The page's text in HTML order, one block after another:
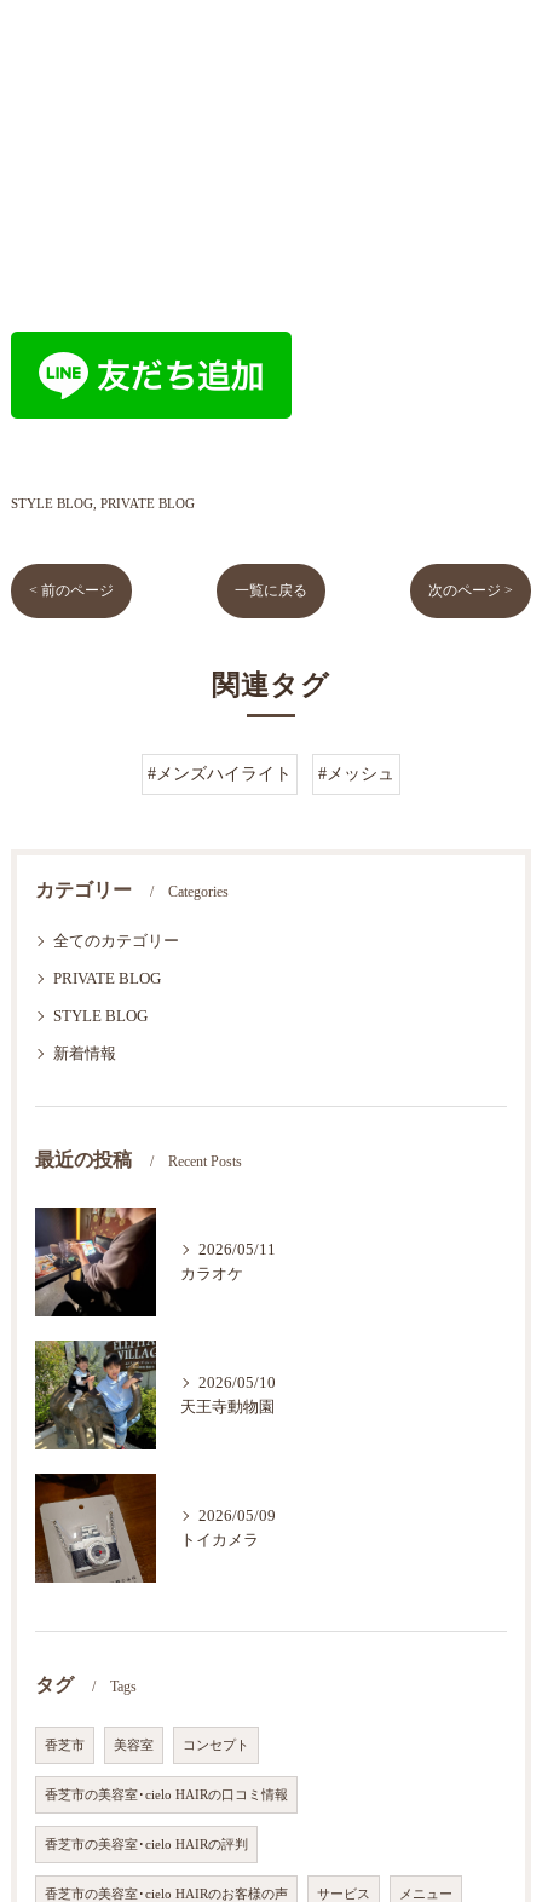
STYLE BLOG PRIVATE BLOG
< 前のページ 一覧に戻る 次のページ >
関連タグ
#メンズハイライト #メッシュ
カテゴリー Categories
全てのカテゴリー
PRIVATE BLOG
STYLE BLOG
新着情報
最近の投稿 Recent Posts
2026/05/11
カラオケ
2026/05/10
天王寺動物園
2026/05/09
トイカメラ
タグ Tags
香芝市 美容室 コンセプト
香芝市の美容室･cielo HAIRの口コミ情報
香芝市の美容室･cielo HAIRの評判
香芝市の美容室･cielo HAIRのお客様の声 サービス メニュー